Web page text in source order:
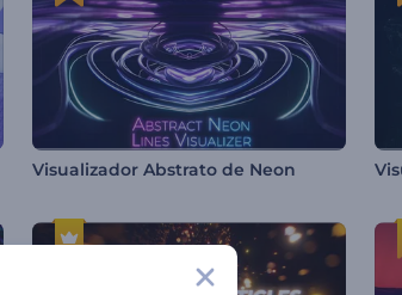
Visualizador Abstrato de Neon